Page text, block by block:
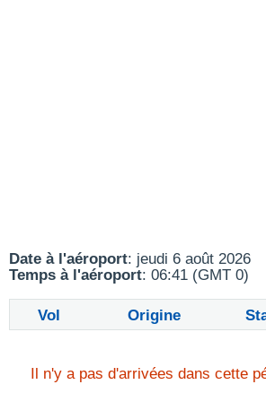
Date à l'aéroport: jeudi 6 août 2026
Temps à l'aéroport: 06:41 (GMT 0)
Vol Origine
Il n'y a pas d'arrivées dans cette